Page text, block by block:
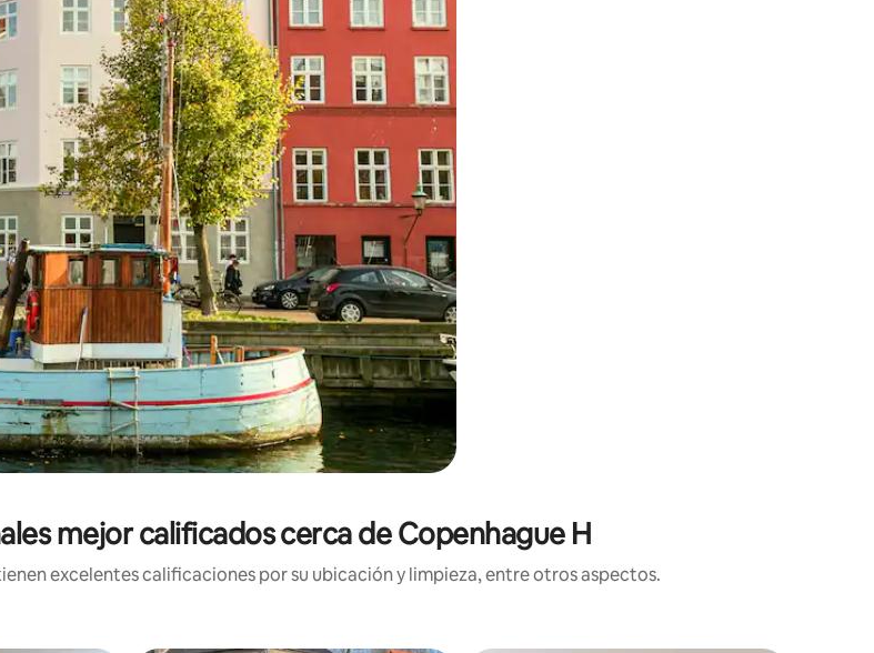
de las flechas hacia arriba y hacia abajo, o bien tocando y deslizando la pantalla.
mejor calificados cerca de Copenhague H
excelentes calificaciones por su ubicación y limpieza, entre otros aspectos.